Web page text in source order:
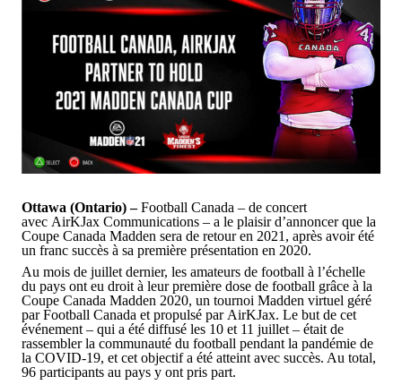
Ottawa (Ontario) –Football Canada – de concert
avec AirKJax Communications – a le plaisir d’annoncer que la
Coupe Canada Madden sera de retour en 2021, après avoir été
un franc succès à sa première présentation en 2020.
Au mois de juillet dernier, les amateurs de football à l’échelle
du pays ont eu droit à leur première dose de football grâce à la
Coupe Canada Madden 2020, un tournoi Madden virtuel géré
par Football Canada et propulsé par AirKJax. Le but de cet
événement – qui a été diffusé les 10 et 11 juillet – était de
rassembler la communauté du football pendant la pandémie de
la COVID-19, et cet objectif a été atteint avec succès. Au total,
96 participants au pays y ont pris part.